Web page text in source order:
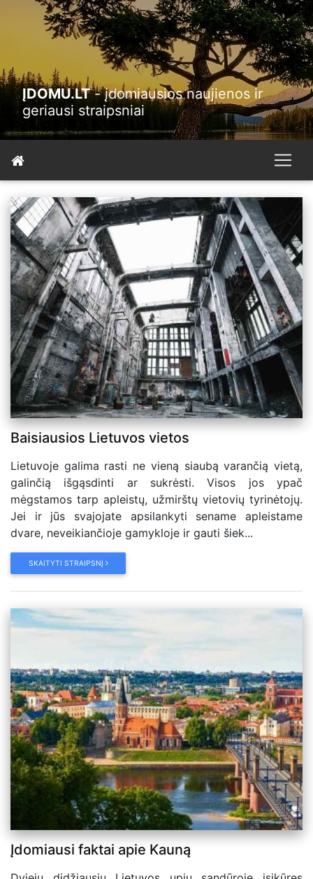
ĮDOMU.LT- įdomiausios naujienos ir
geriausi straipsniai
Baisiausios Lietuvos vietos
Lietuvoje galima rasti ne vieną siaubą varančią vietą,
galinčią išgąsdinti ar sukrėsti. Visos jos ypač
mėgstamos tarp apleistų, užmirštų vietovių tyrinėtojų.
Jei ir jūs svajojate apsilankyti sename apleistame
dvare, neveikiančioje gamykloje ir gauti šiek...
SKAITYTI STRAIPSNĮ
Įdomiausi faktai apie Kauną